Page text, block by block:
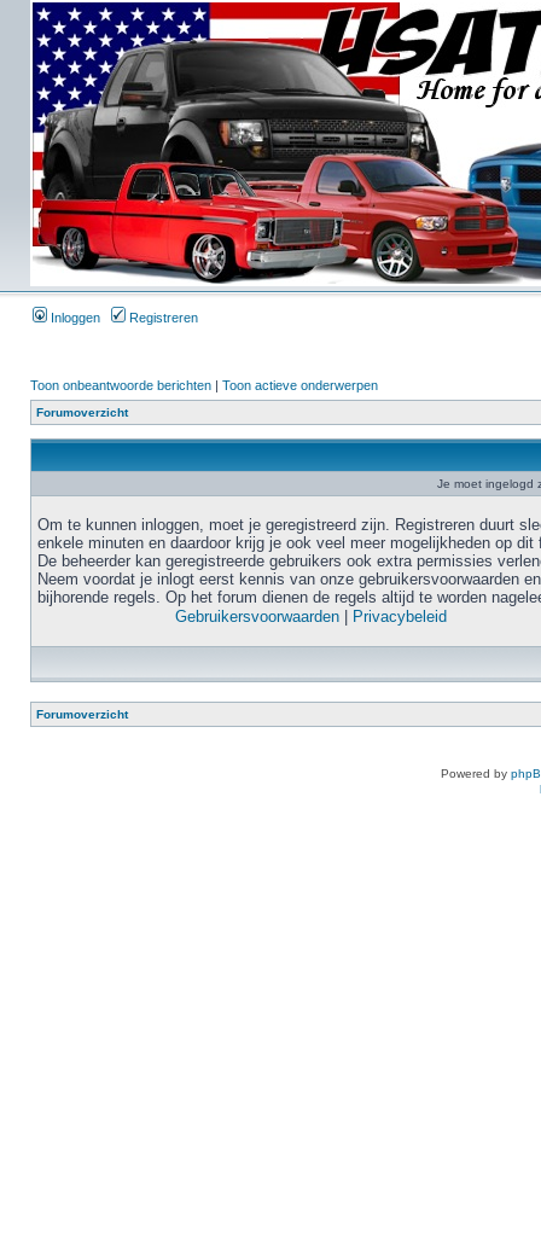
Inloggen Registreren
Toon onbeantwoorde berichten | Toon actieve onderwerpen
Forumoverzicht
Je moet ingelogd
Om te kunnen inloggen, moet je geregistreerd zijn. Registreren duurt
enkele minuten en daardoor krijg je ook veel meer mogelijkheden op dit
De beheerder kan geregistreerde gebruikers ook extra permissies
Neem voordat je inlogt eerst kennis van onze gebruikersvoorwaarden en
bijhorende regels. Op het forum dienen de regels altijd te worden
Gebruikersvoorwaarden
Privacybeleid
Forumoverzicht
Powered by